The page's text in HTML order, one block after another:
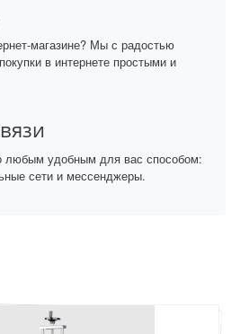
магазине? Мы с радостью
в интернете простыми и
любым удобным для вас способом:
сети и мессенджеры.